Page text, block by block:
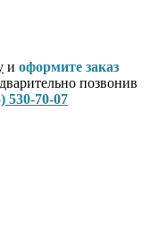
и оформите заказ
позвонив
530-70-07